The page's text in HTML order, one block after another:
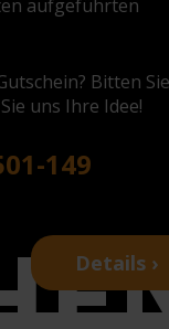
aufgeführten
Bitten Sie
uns Ihre Idee!
149
Details ›